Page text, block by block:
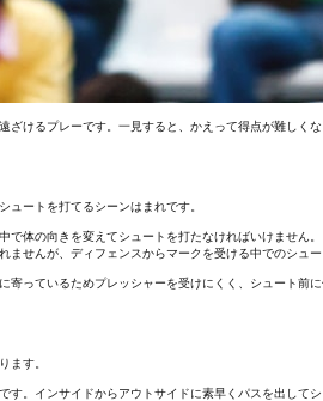
けるプレーです。一見すると、かえって得点が難しく
ートを打てるシーンはまれです。
体の向きを変えてシュートを打たなければいけません。
せんが、ディフェンスからマークを受ける中でのシュ
っているためプレッシャーを受けにくく、シュート前
ます。
。インサイドからアウトサイドに素早くパスを出して